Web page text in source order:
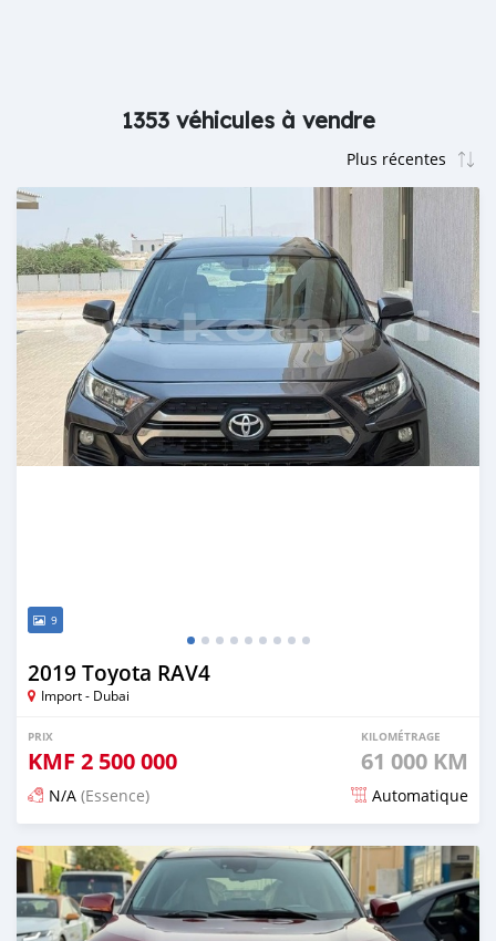
1353 véhicules à vendre
9
2019 Toyota RAV4
Import - Dubai
PRIX
KMF 2 500 000
KILOMÉTRAGE
61 000 KM
N/A (Essence) Automatique
Publié il y a 2 jours